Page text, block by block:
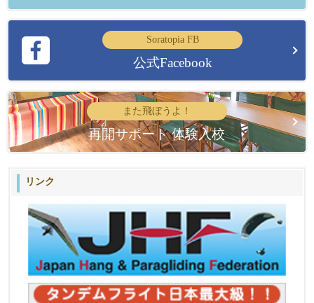
Soratopia FB
公式Facebook
また飛ぼうよ！
再開サポート 体験入校
リンク